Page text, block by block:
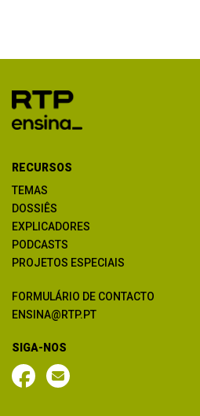
RECURSOS
TEMAS
DOSSIÊS
EXPLICADORES
PODCASTS
PROJETOS ESPECIAIS
FORMULÁRIO DE CONTACTO
ENSINA@RTP.PT
SIGA-NOS